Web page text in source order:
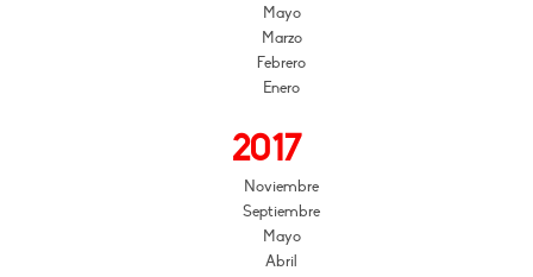
Mayo
Marzo
Febrero
Enero
2017
Noviembre
Septiembre
Mayo
Abril